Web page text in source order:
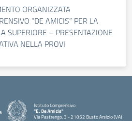
ORGANIZZATA
“DE AMICIS” PER LA
SUPERIORE – PRESENTAZIONE
NELLA PROVI
Istituto Comprensivo
"E. De Amicis"
Via Pastrengo, 3 - 21052 Busto Arsizio (VA)